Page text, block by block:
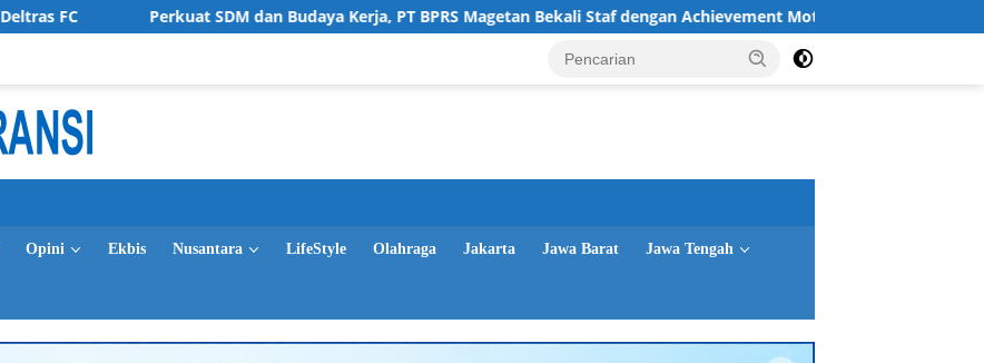
Perkuat SDM dan Budaya Kerja, PT BPRS Magetan Bekali Staf dengan Achievement Motivation dan Character Building
Opini Ekbis Nusantara LifeStyle Olahraga Jakarta Jawa Barat Jawa Tengah